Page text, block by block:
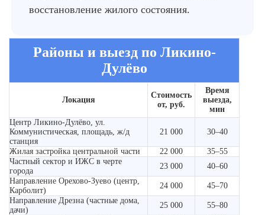
восстановление жилого состояния.
Районы и выезд по Ликино-
Дулёво
Локация
Стоимость
от, руб.
Время
выезда,
мин
Центр Ликино-Дулёво, ул.
Коммунистическая, площадь, ж/д
станция
21 000 30–40
Жилая застройка центральной части 22 000
35–55
Частный сектор и ИЖС в черте
города
23 000
40–60
Направление Орехово-Зуево (центр,
Карболит)
24 000
45–70
Направление Дрезна (частные дома,
дачи)
25 000
55–80